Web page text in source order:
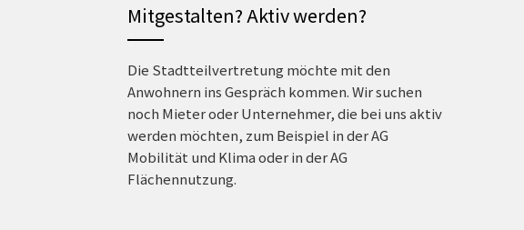
Mitgestalten? Aktiv werden?
Die Stadtteilvertretung möchte mit den
Anwohnern ins Gespräch kommen. Wir suchen
noch Mieter oder Unternehmer, die bei uns aktiv
werden möchten, zum Beispiel in der AG
Mobilität und Klima oder in der AG
Flächennutzung.